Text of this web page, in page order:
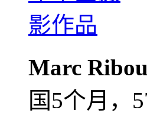
Marc
国5个月，